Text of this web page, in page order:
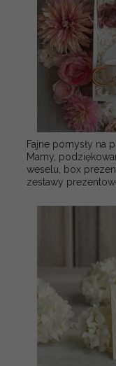
Fajne pomysły na
Mamy,
weselu, box
zestawy